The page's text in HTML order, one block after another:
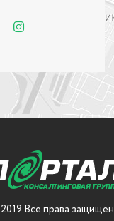
Все права